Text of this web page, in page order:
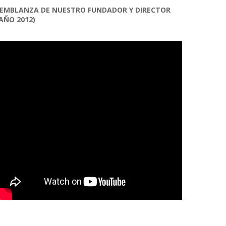
DE NUESTRO FUNDADOR Y DIRECTOR
2012)